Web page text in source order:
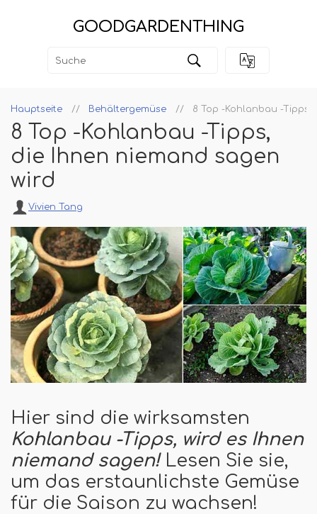
GOODGARDENTHING
Hauptseite Behältergemüse 8 Top -Kohlanbau -Tipps,
8 Top -Kohlanbau -Tipps,
die Ihnen niemand sagen
wird
Vivien Tang
Hier sind die wirksamsten
Kohlanbau -Tipps, wird es Ihnen
niemand sagen! Lesen Sie sie,
um das erstaunlichste Gemüse
für die Saison zu wachsen!